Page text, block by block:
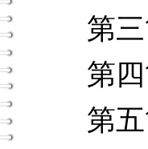
第三
第四
第五